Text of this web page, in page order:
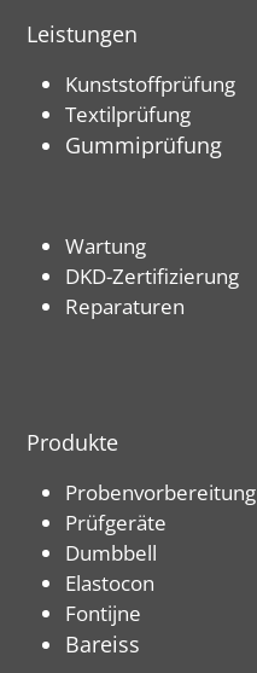
Leistungen
Kunststoffprüfung
Textilprüfung
Gummiprüfung
Wartung
DKD-Zertifizierung
Reparaturen
Produkte
Probenvorbereitung
Prüfgeräte
Dumbbell
Elastocon
Fontijne
Bareiss